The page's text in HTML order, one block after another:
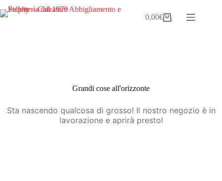
al
Carrello
0,00€
Grandi cose all'orizzonte
Sta nascendo qualcosa di grosso! Il nostro negozio è in
lavorazione e aprirà presto!